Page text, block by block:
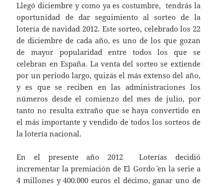
Llegó diciembre y como ya es costumbre, tendrás la
oportunidad de dar seguimiento al sorteo de la
lotería de navidad 2012. Este sorteo, celebrado los 22
de diciembre de cada año, es uno de los que gozan
de mayor popularidad entre todos los que se
celebran en España. La venta del sorteo se extiende
por un periodo largo, quizás el más extenso del año,
y es que se reciben en las administraciones los
números desde el comienzo del mes de julio, por
tanto no resulta extraño que se haya convertido en
el más importante y vendido de todos los sorteos de
la lotería nacional.
En el presente año 2012 Loterías decidió
incrementar la premiación de ¨El Gordo¨ en la serie a
4 millones y 400.000 euros el décimo, ganar uno de